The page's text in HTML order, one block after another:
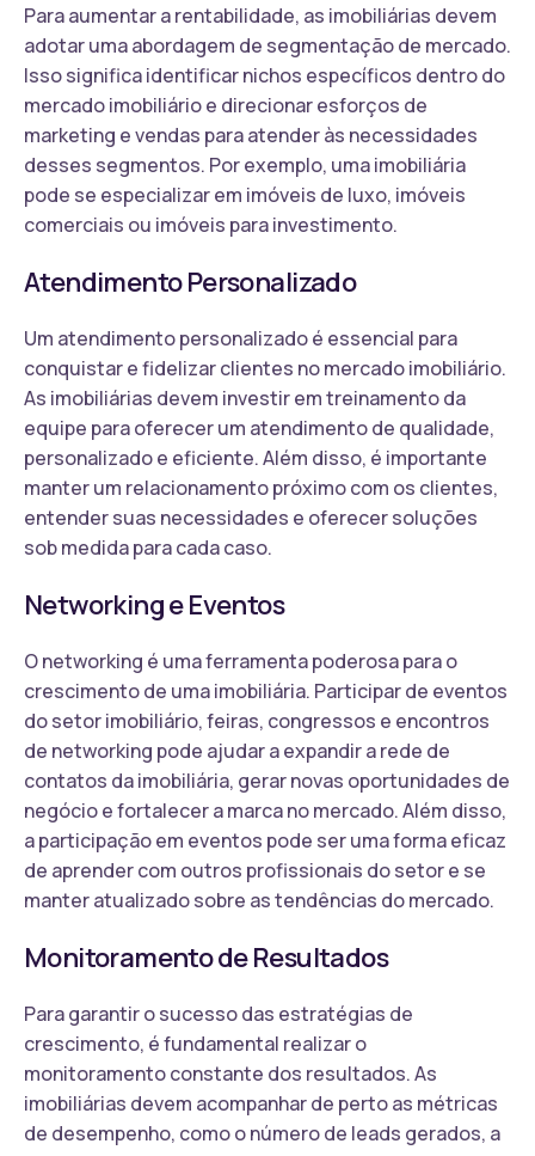
Para aumentar a rentabilidade, as imobiliárias devem
adotar uma abordagem de segmentação de mercado.
Isso significa identificar nichos específicos dentro do
mercado imobiliário e direcionar esforços de
marketing e vendas para atender às necessidades
desses segmentos. Por exemplo, uma imobiliária
pode se especializar em imóveis de luxo, imóveis
comerciais ou imóveis para investimento.
Atendimento Personalizado
Um atendimento personalizado é essencial para
conquistar e fidelizar clientes no mercado imobiliário.
As imobiliárias devem investir em treinamento da
equipe para oferecer um atendimento de qualidade,
personalizado e eficiente. Além disso, é importante
manter um relacionamento próximo com os clientes,
entender suas necessidades e oferecer soluções
sob medida para cada caso.
Networking e Eventos
O networking é uma ferramenta poderosa para o
crescimento de uma imobiliária. Participar de eventos
do setor imobiliário, feiras, congressos e encontros
de networking pode ajudar a expandir a rede de
contatos da imobiliária, gerar novas oportunidades de
negócio e fortalecer a marca no mercado. Além disso,
a participação em eventos pode ser uma forma eficaz
de aprender com outros profissionais do setor e se
manter atualizado sobre as tendências do mercado.
Monitoramento de Resultados
Para garantir o sucesso das estratégias de
crescimento, é fundamental realizar o
monitoramento constante dos resultados. As
imobiliárias devem acompanhar de perto as métricas
de desempenho, como o número de leads gerados, a